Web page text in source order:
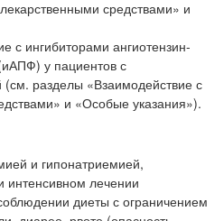
средствами» и
с ингибиторами ангиотензин-
у пациентов с
разделы «Взаимодействие с
и «Особые указания»).
и гипонатриемией,
лечении
диеты с ограничением